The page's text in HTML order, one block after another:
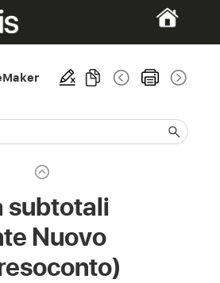
subtotali
Nuovo